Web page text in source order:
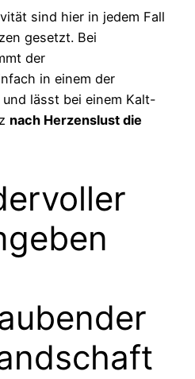
sind hier in jedem Fall
gesetzt. Bei
der
in einem der
lässt bei einem Kalt-
nach Herzenslust die